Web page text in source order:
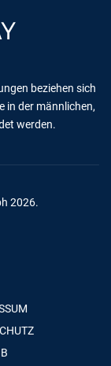
beziehen sich
in der männlichen,
werden.
2026.